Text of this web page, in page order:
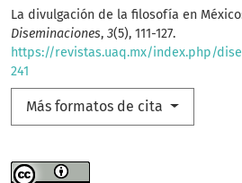
La divulgación de la filosofía en
Diseminaciones, 3(5), 111-127.
https://revistas.uaq.mx/index.php/
241
Más formatos de cita